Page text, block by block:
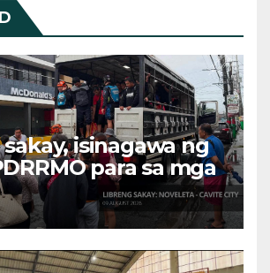
isinagawa ng
para sa mga
na commuter